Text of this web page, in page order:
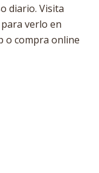
diario. Visita
verlo en
o compra online